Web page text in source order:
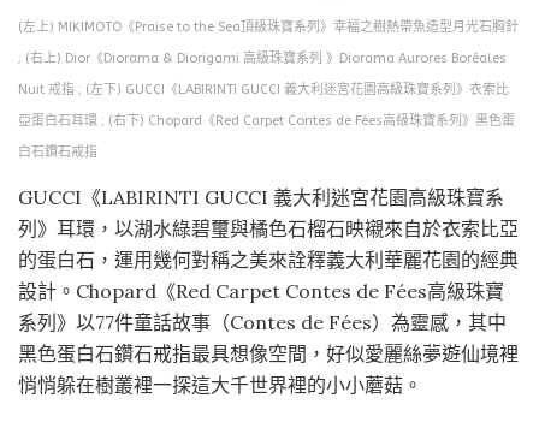
(左上) MIKIMOTO《Praise to the Sea頂級珠寶系列》幸福之樹熱帶魚造型月光石胸針
; (右上) Dior《Diorama & Diorigami 高級珠寶系列 》Diorama Aurores Boréales
Nuit 戒指 ; (左下) GUCCI《LABIRINTI GUCCI 義大利迷宮花園高級珠寶系列》衣索比
亞蛋白石耳環 ; (右下) Chopard《Red Carpet Contes de Fées高級珠寶系列》黑色蛋
白石鑽石戒指
GUCCI《LABIRINTI GUCCI 義大利迷宮花園高級珠寶系
列》耳環，以湖水綠碧璽與橘色石榴石映襯來自於衣索比亞
的蛋白石，運用幾何對稱之美來詮釋義大利華麗花園的經典
設計。Chopard《Red Carpet Contes de Fées高級珠寶
系列》以77件童話故事（Contes de Fées）為靈感，其中
黑色蛋白石鑽石戒指最具想像空間，好似愛麗絲夢遊仙境裡
悄悄躲在樹叢裡一探這大千世界裡的小小蘑菇。